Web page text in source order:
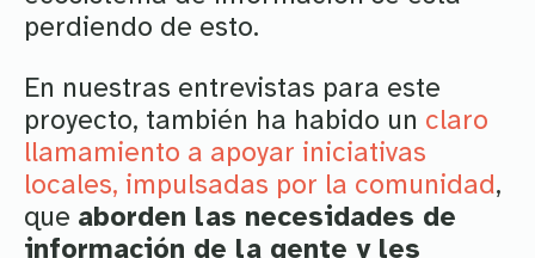
perdiendo de esto.
En nuestras entrevistas para este
proyecto, también ha habido un claro
llamamiento a apoyar iniciativas
locales, impulsadas por la comunidad,
que aborden las necesidades de
información de la gente y les